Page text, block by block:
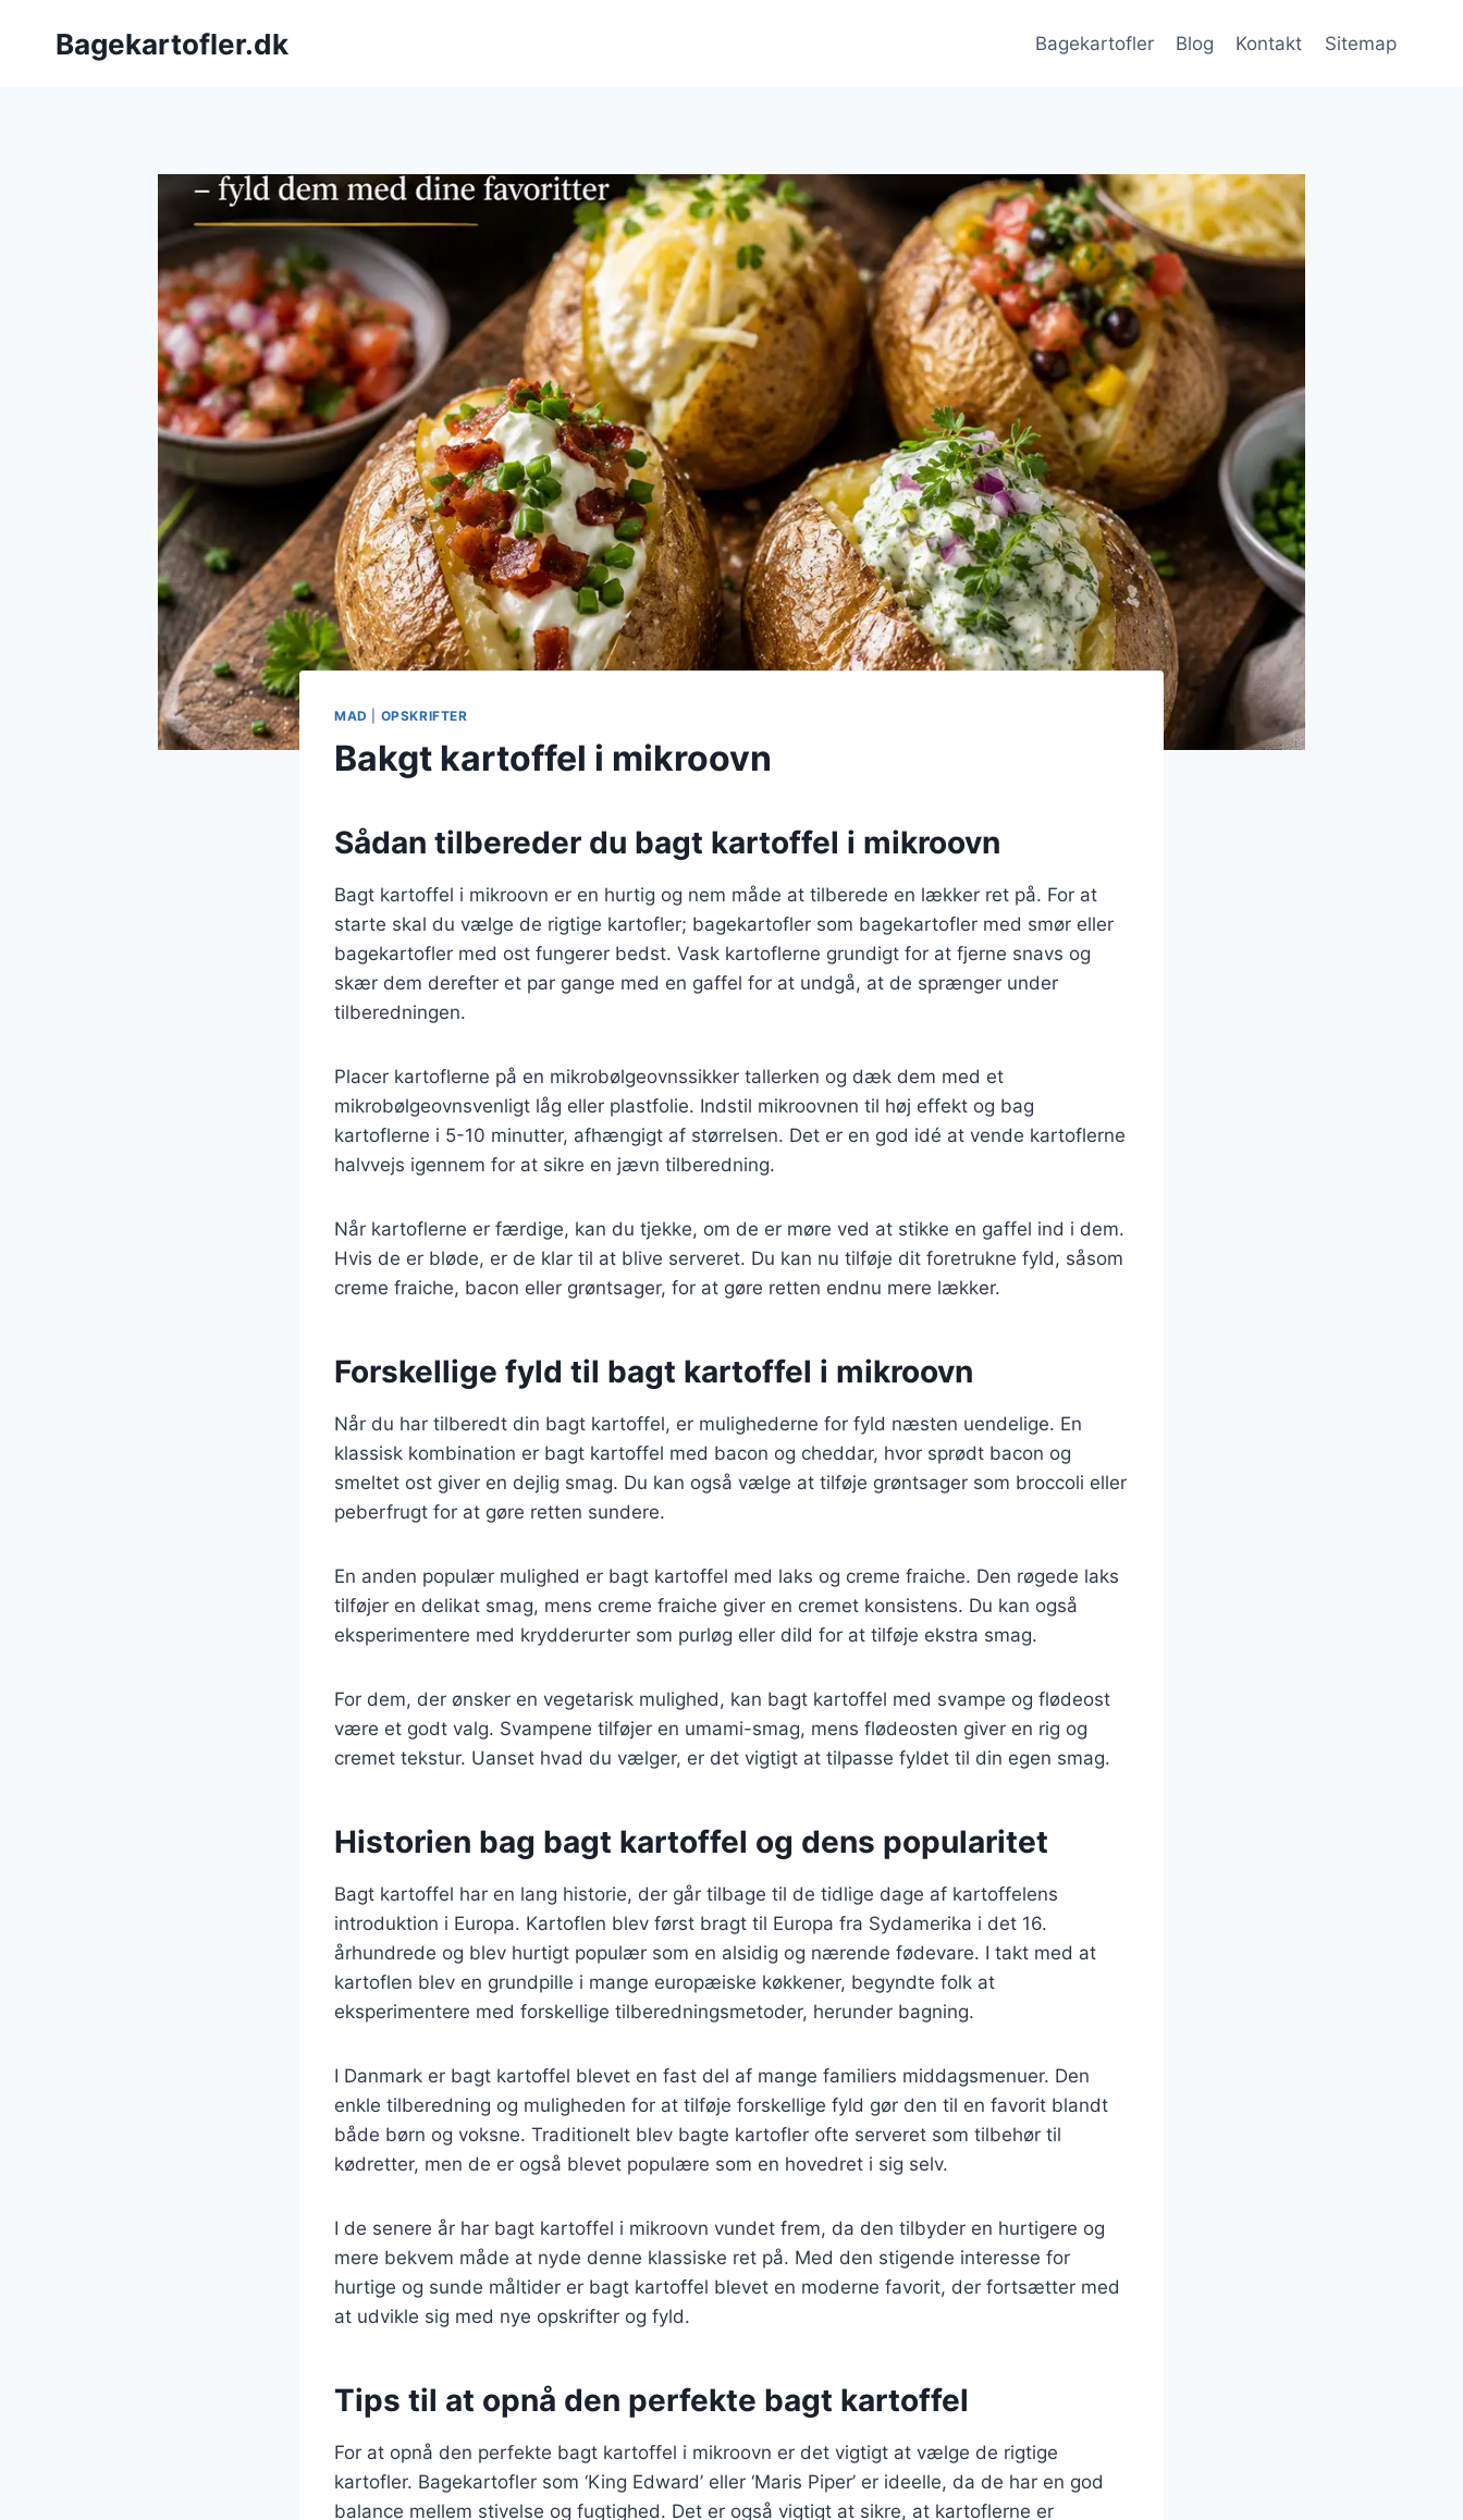
Bagekartofler.dk Bagekartofler Blog Kontakt Sitemap
MAD OPSKRIFTER
Bakgt kartoffel i mikroovn
Sådan tilbereder du bagt kartoffel i mikroovn
Bagt kartoffel i mikroovn er en hurtig og nem måde at tilberede en lækker ret på. For at
starte skal du vælge de rigtige kartofler; bagekartofler som bagekartofler med smør eller
bagekartofler med ost fungerer bedst. Vask kartoflerne grundigt for at fjerne snavs og
skær dem derefter et par gange med en gaffel for at undgå, at de sprænger under
tilberedningen.
Placer kartoflerne på en mikrobølgeovnssikker tallerken og dæk dem med et
mikrobølgeovnsvenligt låg eller plastfolie. Indstil mikroovnen til høj effekt og bag
kartoflerne i 5-10 minutter, afhængigt af størrelsen. Det er en god idé at vende kartoflerne
halvvejs igennem for at sikre en jævn tilberedning.
Når kartoflerne er færdige, kan du tjekke, om de er møre ved at stikke en gaffel ind i dem.
Hvis de er bløde, er de klar til at blive serveret. Du kan nu tilføje dit foretrukne fyld, såsom
creme fraiche, bacon eller grøntsager, for at gøre retten endnu mere lækker.
Forskellige fyld til bagt kartoffel i mikroovn
Når du har tilberedt din bagt kartoffel, er mulighederne for fyld næsten uendelige. En
klassisk kombination er bagt kartoffel med bacon og cheddar, hvor sprødt bacon og
smeltet ost giver en dejlig smag. Du kan også vælge at tilføje grøntsager som broccoli eller
peberfrugt for at gøre retten sundere.
En anden populær mulighed er bagt kartoffel med laks og creme fraiche. Den røgede laks
tilføjer en delikat smag, mens creme fraiche giver en cremet konsistens. Du kan også
eksperimentere med krydderurter som purløg eller dild for at tilføje ekstra smag.
For dem, der ønsker en vegetarisk mulighed, kan bagt kartoffel med svampe og flødeost
være et godt valg. Svampene tilføjer en umami-smag, mens flødeosten giver en rig og
cremet tekstur. Uanset hvad du vælger, er det vigtigt at tilpasse fyldet til din egen smag.
Historien bag bagt kartoffel og dens popularitet
Bagt kartoffel har en lang historie, der går tilbage til de tidlige dage af kartoffelens
introduktion i Europa. Kartoflen blev først bragt til Europa fra Sydamerika i det 16.
århundrede og blev hurtigt populær som en alsidig og nærende fødevare. I takt med at
kartoflen blev en grundpille i mange europæiske køkkener, begyndte folk at
eksperimentere med forskellige tilberedningsmetoder, herunder bagning.
I Danmark er bagt kartoffel blevet en fast del af mange familiers middagsmenuer. Den
enkle tilberedning og muligheden for at tilføje forskellige fyld gør den til en favorit blandt
både børn og voksne. Traditionelt blev bagte kartofler ofte serveret som tilbehør til
kødretter, men de er også blevet populære som en hovedret i sig selv.
I de senere år har bagt kartoffel i mikroovn vundet frem, da den tilbyder en hurtigere og
mere bekvem måde at nyde denne klassiske ret på. Med den stigende interesse for
hurtige og sunde måltider er bagt kartoffel blevet en moderne favorit, der fortsætter med
at udvikle sig med nye opskrifter og fyld.
Tips til at opnå den perfekte bagt kartoffel
For at opnå den perfekte bagt kartoffel i mikroovn er det vigtigt at vælge de rigtige
kartofler. Bagekartofler som ‘King Edward’ eller ‘Maris Piper’ er ideelle, da de har en god
balance mellem stivelse og fugtighed. Det er også vigtigt at sikre, at kartoflerne er